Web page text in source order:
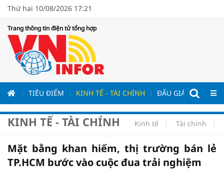
Thứ hai 10/08/2026 17:21
Trang thông tin điện tử tổng hợp
TIÊU ĐIỂM KINH TẾ - TÀI CHÍNH ĐẤU GIÁ - ĐẤU
KINH TẾ - TÀI CHÍNH Kinh tế Tài chính
Mặt bằng khan hiếm, thị trường bán lẻ
TP.HCM bước vào cuộc đua trải nghiệm